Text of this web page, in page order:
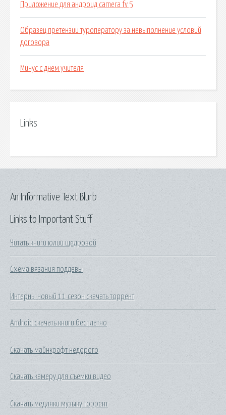
Приложение для андроид camera fv 5
Образец претензии туроператору за невыполнение условий
договора
Минус с днем учителя
Links
Links to Important Stuff
Читать книги юлии щедровой
Схема вязания поддевы
Интерны новый 11 сезон скачать торрент
Android скачать книги бесплатно
Скачать майнкрафт недорого
Скачать камеру для съемки видео
Скачать медляки музыку торрент
An Informative Text Blurb